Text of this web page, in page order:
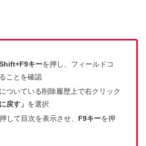
キーを押し、フィールドコ
ことを確認
ついている削除履歴上で右クリック
戻す」 を選択
して目次を表示させ、 F9キーを押